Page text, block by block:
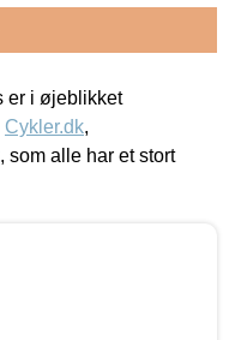
er i øjeblikket
Cykler.dk,
, som alle har et stort